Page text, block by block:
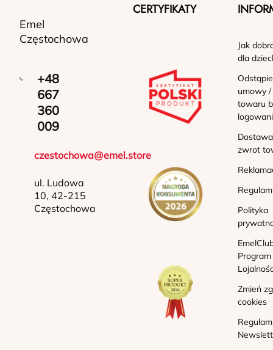
Emel
Częstochowa
+48
667
360
009
czestochowa@emel.store
ul. Ludowa
10, 42-215
Częstochowa
CERTYFIKATY
Jak
dla
umowy
towaru
zwrot
Polityka
Program
Zmień
cookies